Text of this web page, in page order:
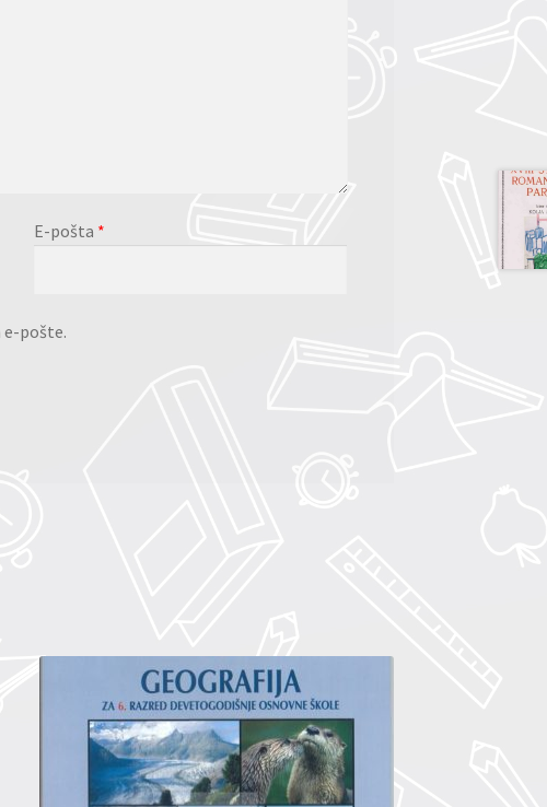
E-pošta *
pošte.